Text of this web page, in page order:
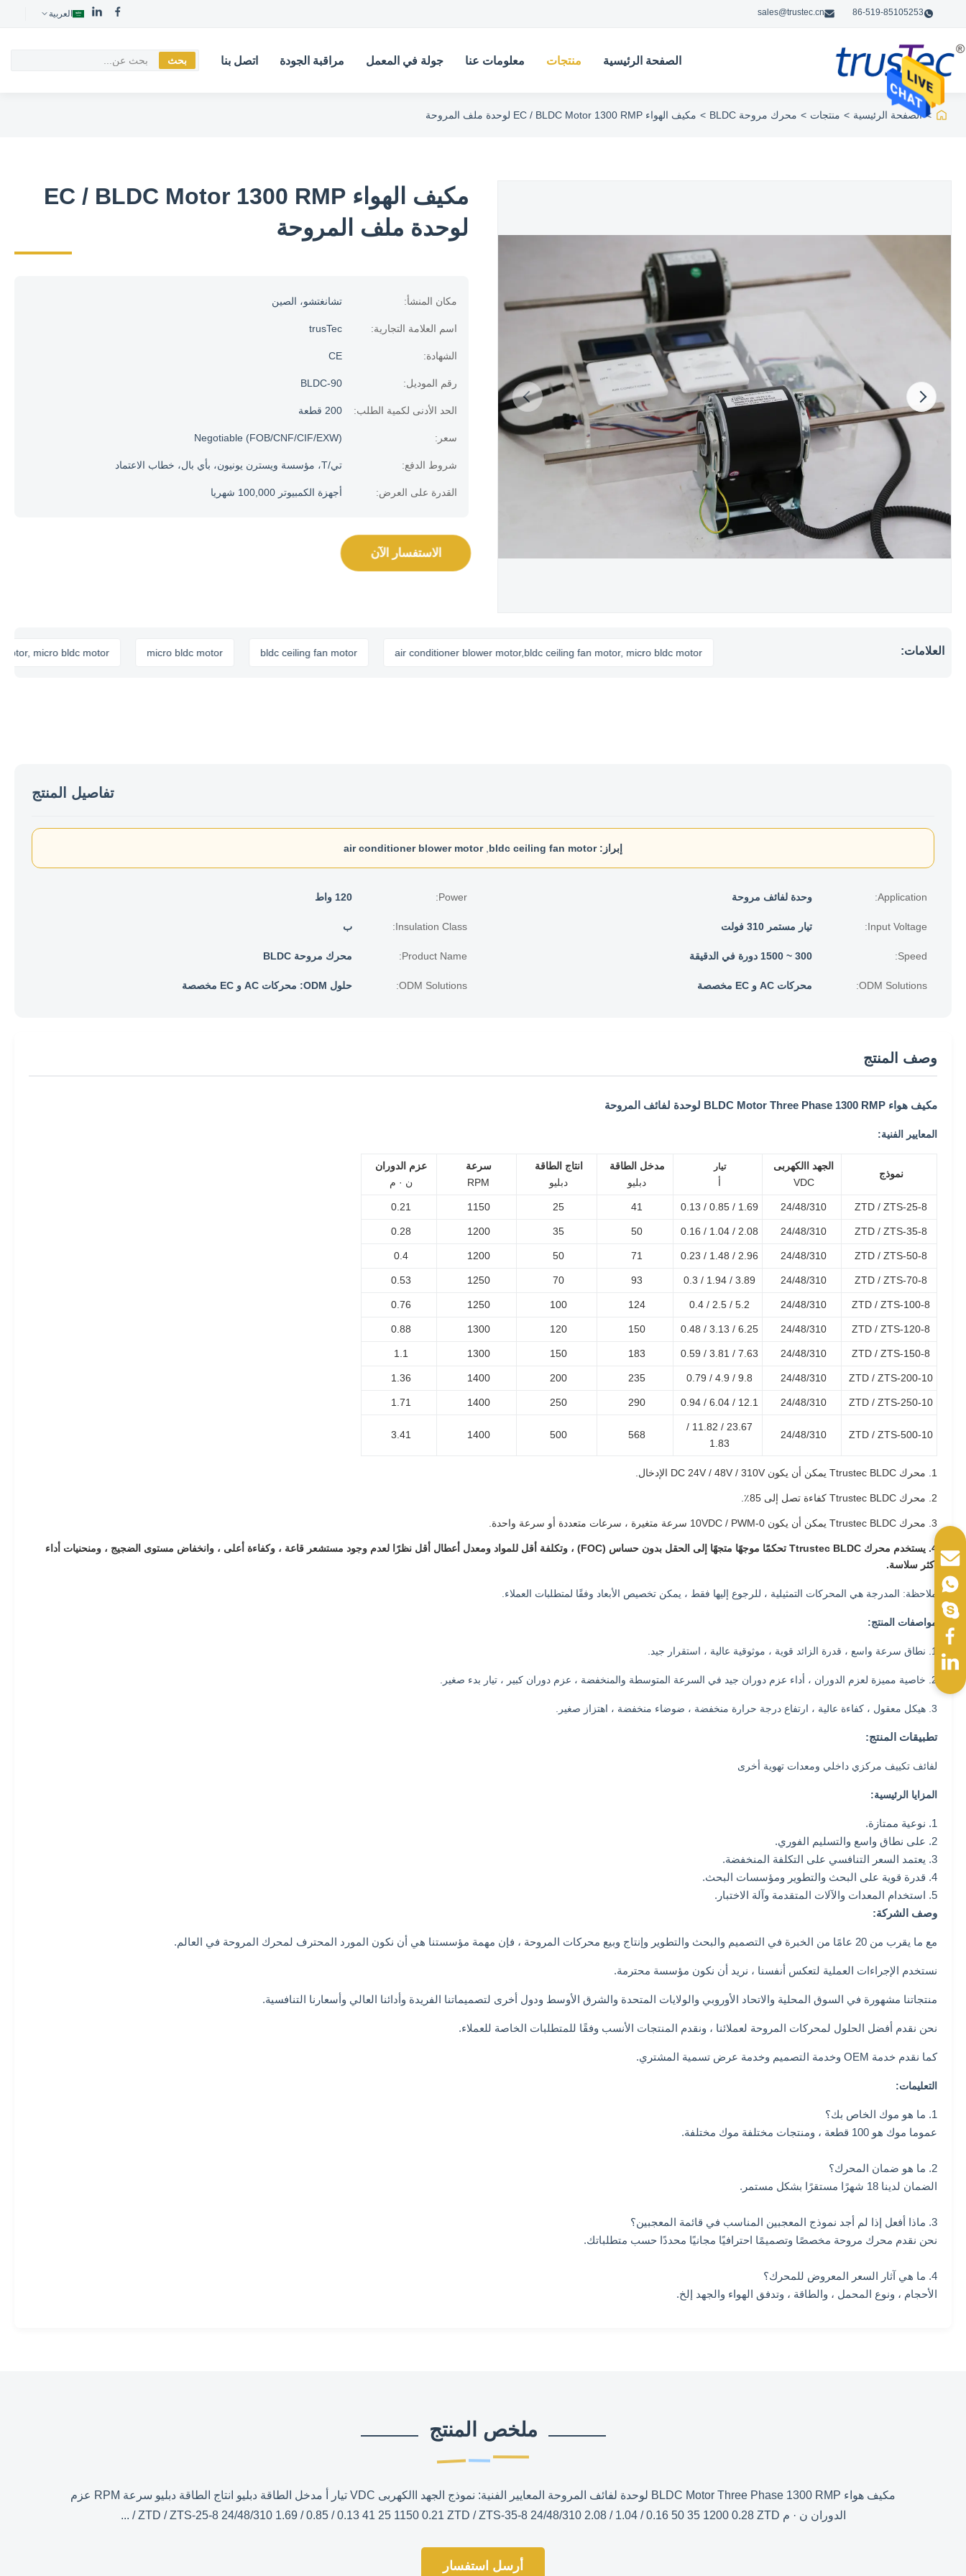
86-519-85105253
sales@trustec.cn العربية
الصفحة الرئيسية منتجات معلومات عنا جولة في المعمل مراقبة الجودة اتصل بنا بحث
> الصفحة الرئيسية > منتجات > محرك مروحة BLDC > مكيف الهواء EC / BLDC Motor 1300 RMP لوحدة ملف المروحة
مكيف الهواء EC / BLDC Motor 1300 RMP
لوحدة ملف المروحة
مكان المنشأ: تشانغتشو، الصين
اسم العلامة التجارية: trusTec
الشهادة: CE
رقم الموديل: BLDC-90
الحد الأدنى لكمية الطلب: 200 قطعة
سعر: Negotiable (FOB/CNF/CIF/EXW)
شروط الدفع: تي/T، مؤسسة ويسترن يونيون، بأي بال، خطاب الاعتماد
القدرة على العرض: أجهزة الكمبيوتر 100,000 شهريا
الاستفسار الآن
العلامات: air conditioner blower motor,bldc ceiling fan motor, micro bldc motor
bldc ceiling fan motor
micro bldc motor
micro bldc motor
تفاصيل المنتج
إبراز: bldc ceiling fan motor
,
air conditioner blower motor
Application: وحدة لفائف مروحة Power: 120 واط
Input Voltage: تيار مستمر 310 فولت Insulation Class: ب
Speed: 300 ~ 1500 دورة في الدقيقة Product Name: محرك مروحة BLDC
ODM Solutions: محركات AC و EC مخصصة ODM Solutions: حلول ODM: محركات AC و EC مخصصة
وصف المنتج
مكيف هواء BLDC Motor Three Phase 1300 RMP لوحدة لفائف المروحة
المعايير الفنية:
نموذج
الجهد االكهربى
VDC
تيار
أ
مدخل الطاقة
دبليو
انتاج الطاقة
دبليو
سرعة
RPM
عزم الدوران
ن · م
ZTD / ZTS-25-8
24/48/310
1.69 / 0.85 / 0.13
41
25
1150
0.21
ZTD / ZTS-35-8
24/48/310
2.08 / 1.04 / 0.16
50
35
1200
0.28
ZTD / ZTS-50-8
24/48/310
2.96 / 1.48 / 0.23
71
50
1200
0.4
ZTD / ZTS-70-8
24/48/310
3.89 / 1.94 / 0.3
93
70
1250
0.53
ZTD / ZTS-100-8
24/48/310
5.2 / 2.5 / 0.4
124
100
1250
0.76
ZTD / ZTS-120-8
24/48/310
6.25 / 3.13 / 0.48
150
120
1300
0.88
ZTD / ZTS-150-8
24/48/310
7.63 / 3.81 / 0.59
183
150
1300
1.1
ZTD / ZTS-200-10
24/48/310
9.8 / 4.9 / 0.79
235
200
1400
1.36
ZTD / ZTS-250-10
24/48/310
12.1 / 6.04 / 0.94
290
250
1400
1.71
ZTD / ZTS-500-10
24/48/310
23.67 / 11.82 /
1.83
568
500
1400
3.41
1. محرك Ttrustec BLDC يمكن أن يكون DC 24V / 48V / 310V الإدخال.
2. محرك Ttrustec BLDC كفاءة تصل إلى 85٪.
3. محرك Ttrustec BLDC يمكن أن يكون 0-10VDC / PWM سرعة متغيرة ، سرعات متعددة أو سرعة واحدة.
4. يستخدم محرك Ttrustec BLDC تحكمًا موجهًا متجهًا إلى الحقل بدون حساس (FOC) ، وتكلفة أقل للمواد ومعدل أعطال أقل نظرًا لعدم وجود مستشعر قاعة ، وكفاءة أعلى ، وانخفاض مستوى الضجيج ، ومنحنيات أداء
أكثر سلاسة.
ملاحظة: المدرجة هي المحركات التمثيلية ، للرجوع إليها فقط ، يمكن تخصيص الأبعاد وفقًا لمتطلبات العملاء.
مواصفات المنتج:
1. نطاق سرعة واسع ، قدرة الزائد قوية ، موثوقية عالية ، استقرار جيد.
2. خاصية مميزة لعزم الدوران ، أداء عزم دوران جيد في السرعة المتوسطة والمنخفضة ، عزم دوران كبير ، تيار بدء صغير.
3. هيكل معقول ، كفاءة عالية ، ارتفاع درجة حرارة منخفضة ، ضوضاء منخفضة ، اهتزاز صغير.
تطبيقات المنتج:
لفائف تكييف مركزي داخلي ومعدات تهوية أخرى
المزايا الرئيسية:
1. نوعية ممتازة.
2. على نطاق واسع والتسليم الفوري.
3. يعتمد السعر التنافسي على التكلفة المنخفضة.
4. قدرة قوية على البحث والتطوير ومؤسسات البحث.
5. استخدام المعدات والآلات المتقدمة وآلة الاختبار.
وصف الشركة:
مع ما يقرب من 20 عامًا من الخبرة في التصميم والبحث والتطوير وإنتاج وبيع محركات المروحة ، فإن مهمة مؤسستنا هي أن نكون المورد المحترف لمحرك المروحة في العالم.
نستخدم الإجراءات العملية لتعكس أنفسنا ، نريد أن نكون مؤسسة محترمة.
منتجاتنا مشهورة في السوق المحلية والاتحاد الأوروبي والولايات المتحدة والشرق الأوسط ودول أخرى لتصميماتنا الفريدة وأدائنا العالي وأسعارنا التنافسية.
نحن نقدم أفضل الحلول لمحركات المروحة لعملائنا ، ونقدم المنتجات الأنسب وفقًا للمتطلبات الخاصة للعملاء.
كما نقدم خدمة OEM وخدمة التصميم وخدمة عرض تسمية المشتري.
التعليمات:
1. ما هو موك الخاص بك؟
عموما موك هو 100 قطعة ، ومنتجات مختلفة موك مختلفة.
2. ما هو ضمان المحرك؟
الضمان لدينا 18 شهرًا مستقرًا بشكل مستمر.
3. ماذا أفعل إذا لم أجد نموذج المعجبين المناسب في قائمة المعجبين؟
نحن نقدم محرك مروحة مخصصًا وتصميمًا احترافيًا مجانيًا محددًا حسب متطلباتك.
4. ما هي آثار السعر المعروض للمحرك؟
الأحجام ، ونوع المحمل ، والطاقة ، وتدفق الهواء والجهد إلخ.
ملخص المنتج
مكيف هواء BLDC Motor Three Phase 1300 RMP لوحدة لفائف المروحة المعايير الفنية: نموذج الجهد االكهربى VDC تيار أ مدخل الطاقة دبليو انتاج الطاقة دبليو سرعة RPM عزم
الدوران ن · م ZTD / ZTS-25-8 24/48/310 1.69 / 0.85 / 0.13 41 25 1150 0.21 ZTD / ZTS-35-8 24/48/310 2.08 / 1.04 / 0.16 50 35 1200 0.28 ZTD / ...
أرسل استفسار